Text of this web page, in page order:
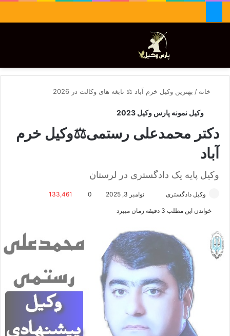
تغییر پوسته
خانه / بهترین وکیل خرم آباد ⚖️ نابغه های وکالت در 2026
وکیل نمونه پارس وکیل 2023
دکتر محمدعلی رستمی⚖️وکیل خرم
آباد
وکیل پایه یک دادگستری در لرستان
وکیل دادگستری
ا
ی
م
ی
نوامبر 3, 2025 0
133,461
خواندن این مطلب 3 دقیقه زمان میبرد